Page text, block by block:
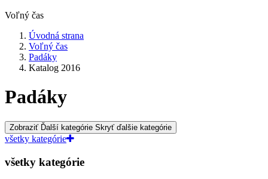
Voľný čas
Úvodná strana
Voľný čas
Padáky
Katalog 2016
Padáky
Zobraziť Ďalší kategórie Skryť ďalšie kategórie
všetky kategórie
všetky kategórie